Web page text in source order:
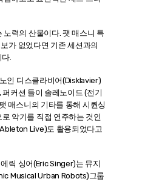
력의 산물이다. 팻 매스니 특
가 없었다면 기존 세션과의
.
인 디스클라비어(Disklavier)
커션 들이 솔레노이드 (전기
매스니의 기타를 통해 시퀀싱
악기를 직접 연주하는 것인
Live)도 활용되었다고
릭 싱어(Eric Singer)는 뮤지
Musical Urban Robots)그룹